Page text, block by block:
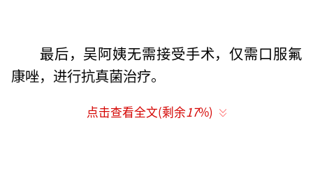
最后，吴阿姨无需接受手术，仅需口服氟
康唑，进行抗真菌治疗。
点击查看全文(剩余17%)